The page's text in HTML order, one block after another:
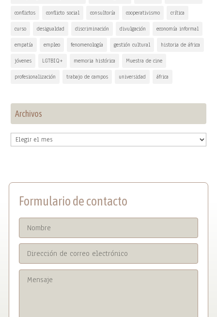
conflictos conflicto social consultoría cooperativismo crítica
curso desigualdad discriminación divulgación economía informal
empatía empleo fenomenología gestión cultural historia de áfrica
jóvenes LGTBIQ+ memoria histórica Muestra de cine
profesionalización trabajo de campos universidad áfrica
Archivos
Archivos
Formulario de contacto